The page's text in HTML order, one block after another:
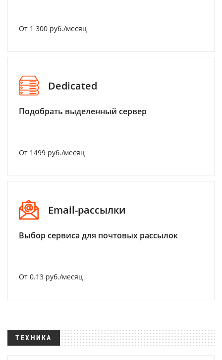
От 1 300 руб./месяц
Dedicated
Подобрать выделенный сервер
От 1499 руб./месяц
Email-рассылки
Выбор сервиса для почтовых рассылок
От 0.13 руб./месяц
ТЕХНИКА